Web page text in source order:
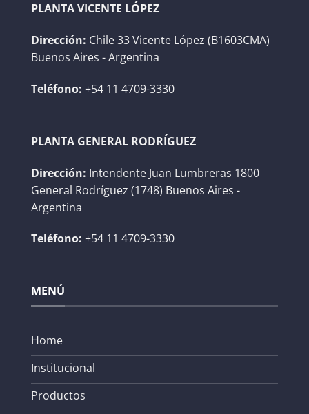
PLANTA VICENTE LÓPEZ
Dirección: Chile 33 Vicente López (B1603CMA)
Buenos Aires - Argentina
Teléfono: +54 11 4709-3330
PLANTA GENERAL RODRÍGUEZ
Dirección: Intendente Juan Lumbreras 1800
General Rodríguez (1748) Buenos Aires -
Argentina
Teléfono: +54 11 4709-3330
MENÚ
Home
Institucional
Productos